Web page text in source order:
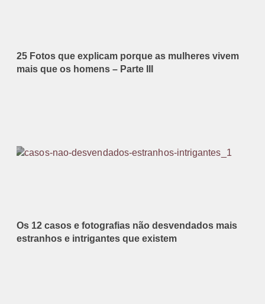
25 Fotos que explicam porque as mulheres vivem
mais que os homens – Parte III
Os 12 casos e fotografias não desvendados mais
estranhos e intrigantes que existem